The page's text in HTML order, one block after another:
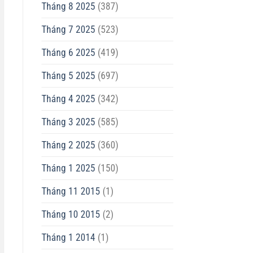
Tháng 8 2025(387)
Tháng 7 2025(523)
Tháng 6 2025(419)
Tháng 5 2025(697)
Tháng 4 2025(342)
Tháng 3 2025(585)
Tháng 2 2025(360)
Tháng 1 2025(150)
Tháng 11 2015(1)
Tháng 10 2015(2)
Tháng 1 2014(1)